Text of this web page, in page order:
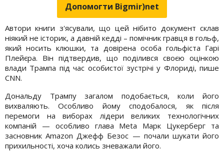
Допомогти Bigmir)net
Автори книги з'ясували, що цей нібито документ склав
ніякий не історик, а давній кедді – помічник гравця в гольф,
який носить клюшки, та довірена особа гольфіста Гарі
Плейєра. Він підтвердив, що поділився своєю оцінкою
влади Трампа під час особистої зустрічі у Флориді, пише
CNN.
Дональду Трампу загалом подобається, коли його
вихваляють. Особливо йому сподобалося, як після
перемоги на виборах лідери великих технологічних
компаній — особливо глава Meta Марк Цукерберг та
засновник Amazon Джефф Безос — почали шукати його
прихильності, хоча колись зневажали його.